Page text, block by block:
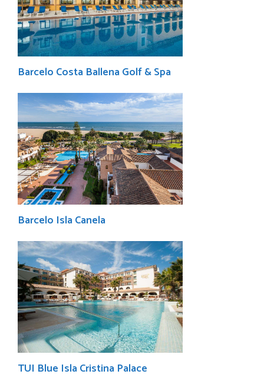
Barcelo Costa Ballena Golf & Spa
Barcelo Isla Canela
TUI Blue Isla Cristina Palace